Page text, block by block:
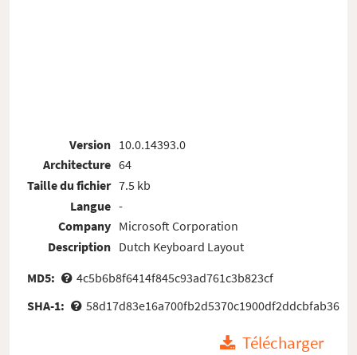
Version
Architecture
Taille du fichier
Langue
Company
Description
10.0.14393.0
64
7.5 kb
-
Microsoft Corporation
Dutch Keyboard Layout
MD5:
4c5b6b8f6414f845c93ad761c3b823cf
SHA-1:
58d17d83e16a700fb2d5370c1900df2ddcbfab36
Télécharger